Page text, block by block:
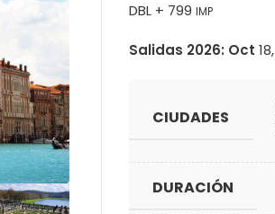
DBL + 799 IMP
Salidas 2026: Oct 18,
CIUDADES
DURACIÓN